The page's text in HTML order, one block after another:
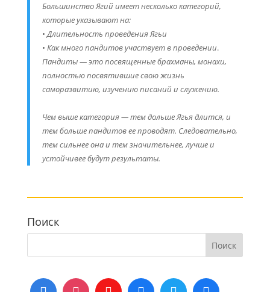
Большинство Ягий имеет несколько категорий,
которые указывают на:
•Длительность проведения Ягьи
• Как много пандитов участвует в проведении.
Пандиты — это посвященные брахманы, монахи,
полностью посвятившие свою жизнь
саморазвитию, изучению писаний и служению.
Чем выше категория — тем дольше Ягья длится, и
тем больше пандитов ее проводят. Следовательно,
тем сильнее она и тем значительнее, лучше и
устойчивее будут результаты.
Поиск